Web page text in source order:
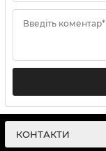
Введіть коментар*
КОНТАКТИ